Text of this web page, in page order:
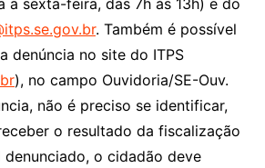
a sexta-feira, das 7h às 13h) e do
. Também é possível
denúncia no site do ITPS
), no campo Ouvidoria/SE-Ouv.
não é preciso se identificar,
o resultado da fiscalização
o cidadão deve